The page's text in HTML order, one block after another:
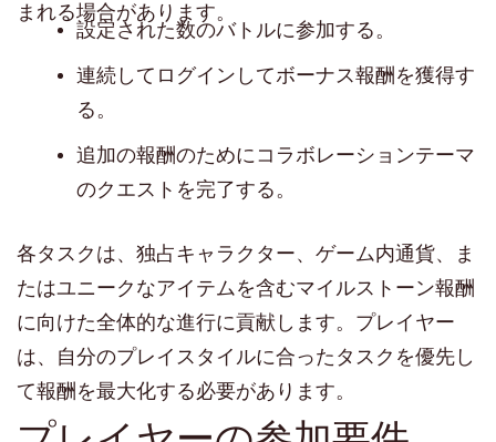
まれる場合があります。
設定された数のバトルに参加する。
連続してログインしてボーナス報酬を獲得す
る。
追加の報酬のためにコラボレーションテーマ
のクエストを完了する。
各タスクは、独占キャラクター、ゲーム内通貨、ま
たはユニークなアイテムを含むマイルストーン報酬
に向けた全体的な進行に貢献します。プレイヤー
は、自分のプレイスタイルに合ったタスクを優先し
て報酬を最大化する必要があります。